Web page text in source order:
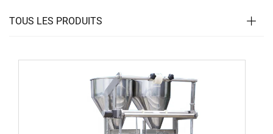
TOUS LES PRODUITS